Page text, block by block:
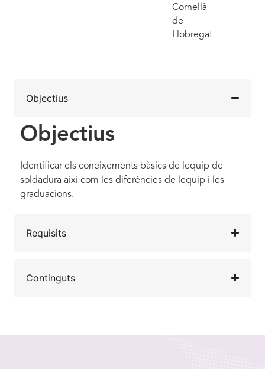
Cornellà
de
Llobregat
Objectius
Objectius
Identificar els coneixements bàsics de lequip de
soldadura així com les diferències de lequip i les
graduacions.
Requisits
Continguts